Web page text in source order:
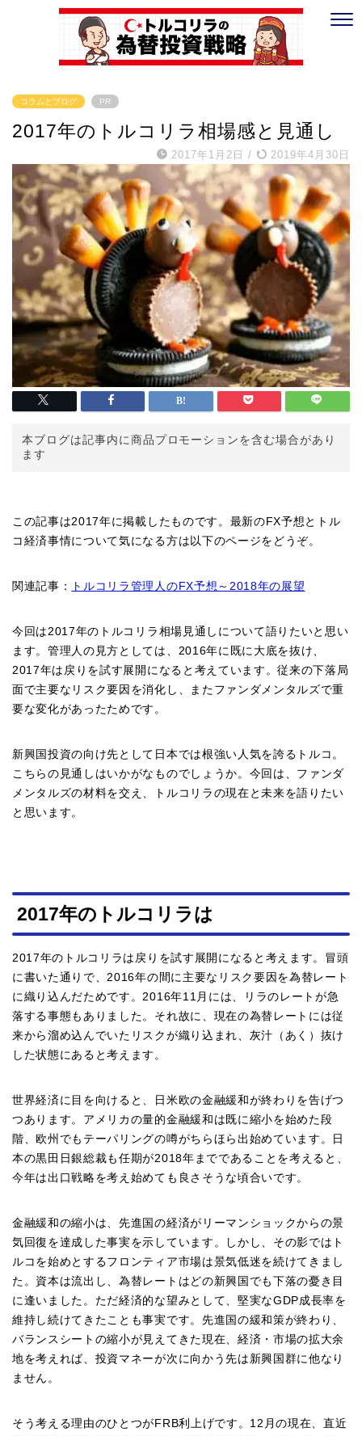
コラムとブログ PR
2017年のトルコリラ相場感と見通し
2017年1月2日 / 2019年4月30日
本ブログは記事内に商品プロモーションを含む場合があり
ます
この記事は2017年に掲載したものです。最新のFX予想とトル
コ経済事情について気になる方は以下のページをどうぞ。
関連記事： トルコリラ管理人のFX予想～2018年の展望
今回は2017年のトルコリラ相場見通しについて語りたいと思い
ます。管理人の見方としては、2016年に既に大底を抜け、
2017年は戻りを試す展開になると考えています。従来の下落局
面で主要なリスク要因を消化し、またファンダメンタルズで重
要な変化があったためです。
新興国投資の向け先として日本では根強い人気を誇るトルコ。
こちらの見通しはいかがなものでしょうか。今回は、ファンダ
メンタルズの材料を交え、トルコリラの現在と未来を語りたい
と思います。
2017年のトルコリラは
2017年のトルコリラは戻りを試す展開になると考えます。冒頭
に書いた通りで、2016年の間に主要なリスク要因を為替レート
に織り込んだためです。2016年11月には、リラのレートが急
落する事態もありました。それ故に、現在の為替レートには従
来から溜め込んでいたリスクが織り込まれ、灰汁（あく）抜け
した状態にあると考えます。
世界経済に目を向けると、日米欧の金融緩和が終わりを告げつ
つあります。アメリカの量的金融緩和は既に縮小を始めた段
階、欧州でもテーパリングの噂がちらほら出始めています。日
本の黒田日銀総裁も任期が2018年までであることを考えると、
今年は出口戦略を考え始めても良さそうな頃合いです。
金融緩和の縮小は、先進国の経済がリーマンショックからの景
気回復を達成した事実を示しています。しかし、その影ではト
ルコを始めとするフロンティア市場は景気低迷を続けてきまし
た。資本は流出し、為替レートはどの新興国でも下落の憂き目
に逢いました。ただ経済的な望みとして、堅実なGDP成長率を
維持し続けてきたことも事実です。先進国の緩和策が終わり、
バランスシートの縮小が見えてきた現在、経済・市場の拡大余
地を考えれば、投資マネーが次に向かう先は新興国群に他なり
ません。
そう考える理由のひとつがFRB利上げです。12月の現在、直近